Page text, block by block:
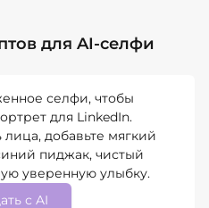
для AI-селфи
селфи, чтобы
для LinkedIn.
добавьте мягкий
пиджак, чистый
уверенную улыбку.
с AI